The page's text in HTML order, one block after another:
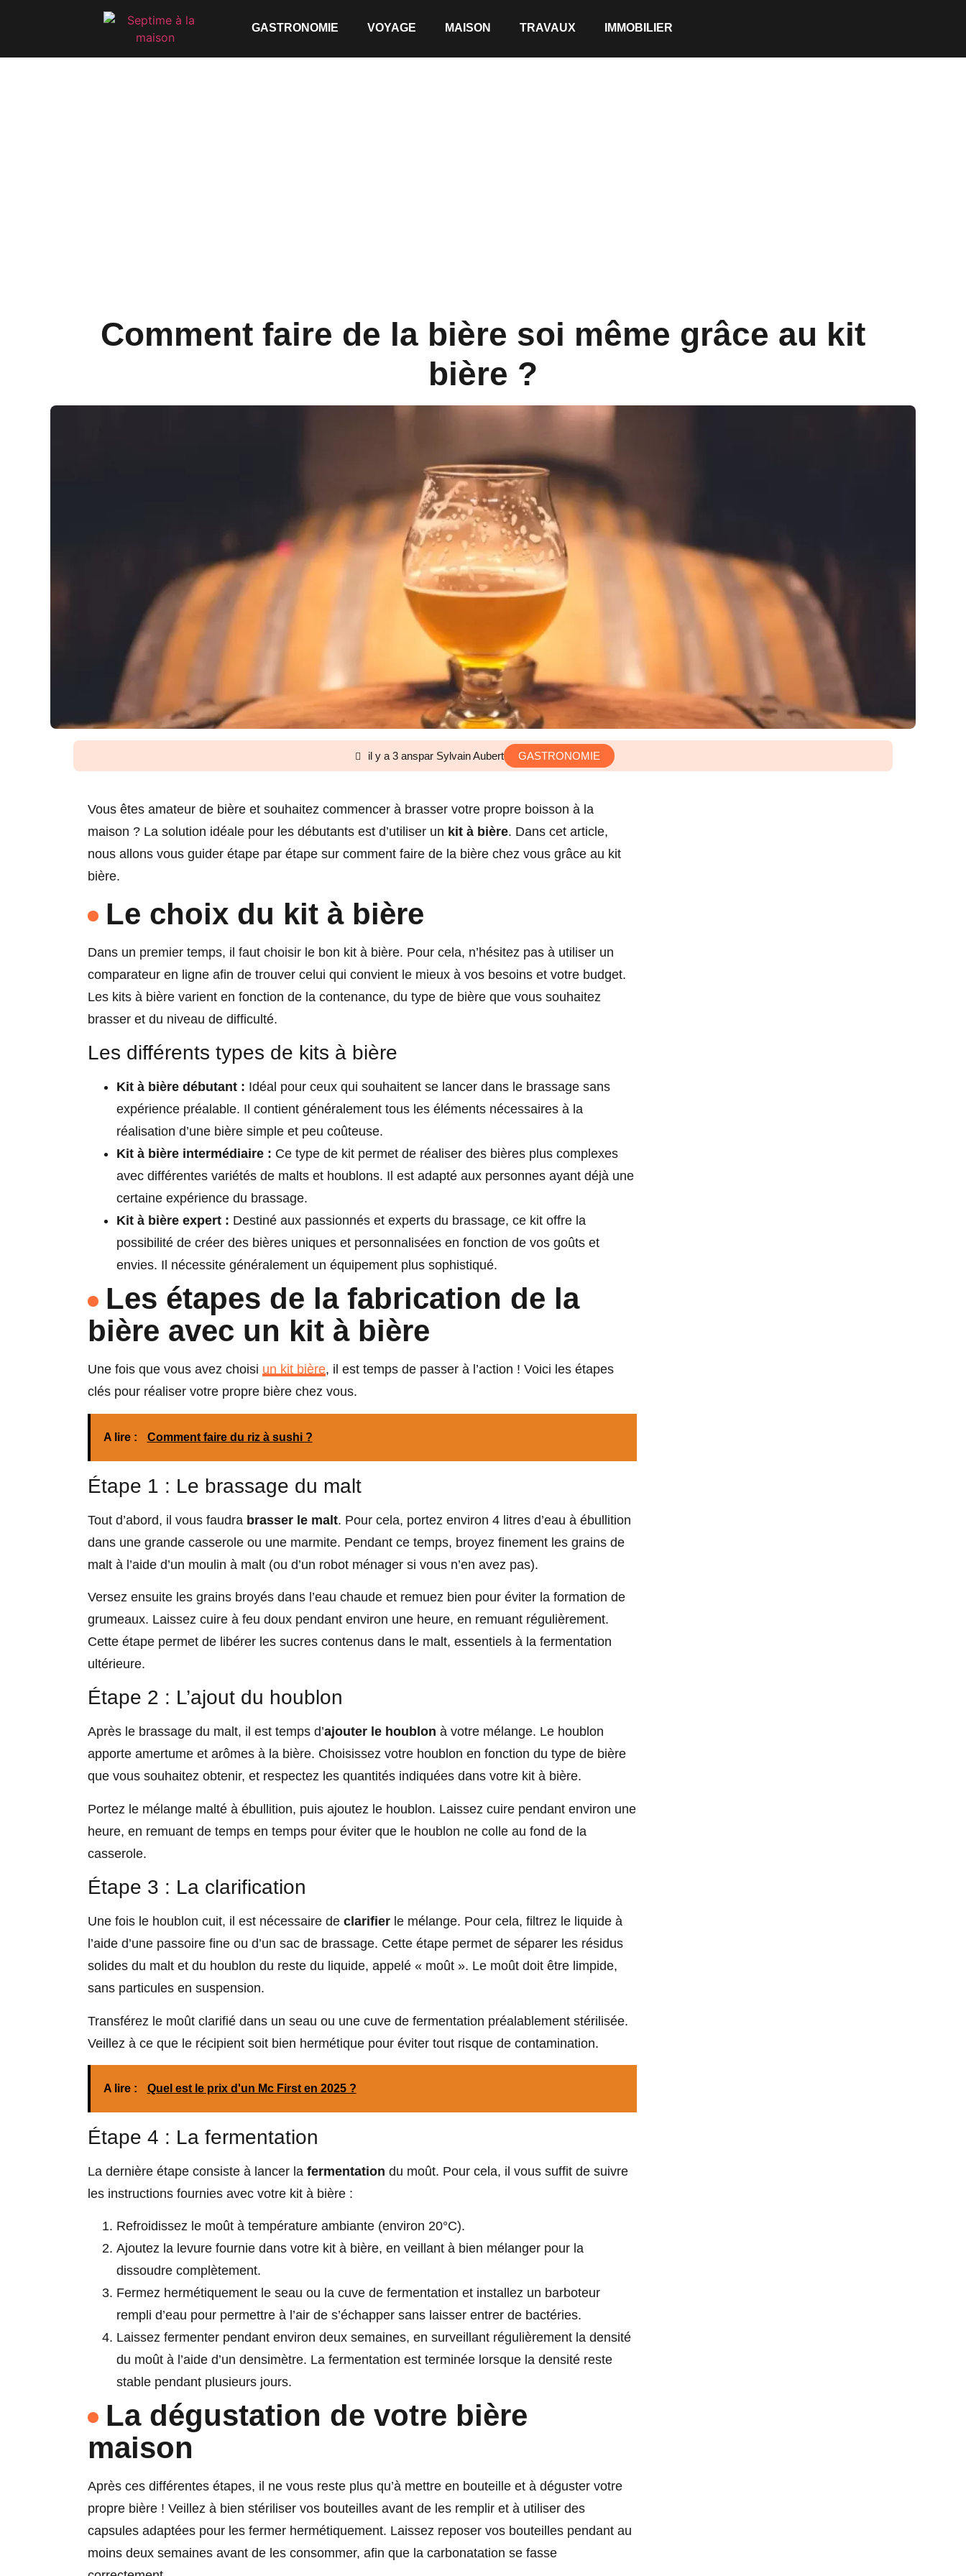
GASTRONOMIE VOYAGE MAISON TRAVAUX IMMOBILIER
Comment faire de la bière soi même grâce au kit
bière ?
il y a 3 anspar Sylvain Aubert GASTRONOMIE
Vous êtes amateur de bière et souhaitez commencer à brasser votre propre boisson à la
maison ? La solution idéale pour les débutants est d’utiliser un kit à bière. Dans cet article,
nous allons vous guider étape par étape sur comment faire de la bière chez vous grâce au kit
bière.
Le choix du kit à bière
Dans un premier temps, il faut choisir le bon kit à bière. Pour cela, n’hésitez pas à utiliser un
comparateur en ligne afin de trouver celui qui convient le mieux à vos besoins et votre budget.
Les kits à bière varient en fonction de la contenance, du type de bière que vous souhaitez
brasser et du niveau de difficulté.
Les différents types de kits à bière
Kit à bière débutant : Idéal pour ceux qui souhaitent se lancer dans le brassage sans
expérience préalable. Il contient généralement tous les éléments nécessaires à la
réalisation d’une bière simple et peu coûteuse.
Kit à bière intermédiaire : Ce type de kit permet de réaliser des bières plus complexes
avec différentes variétés de malts et houblons. Il est adapté aux personnes ayant déjà une
certaine expérience du brassage.
Kit à bière expert : Destiné aux passionnés et experts du brassage, ce kit offre la
possibilité de créer des bières uniques et personnalisées en fonction de vos goûts et
envies. Il nécessite généralement un équipement plus sophistiqué.
Les étapes de la fabrication de la
bière avec un kit à bière
Une fois que vous avez choisi un kit bière, il est temps de passer à l’action ! Voici les étapes
clés pour réaliser votre propre bière chez vous.
A lire : Comment faire du riz à sushi ?
Étape 1 : Le brassage du malt
Tout d’abord, il vous faudra brasser le malt. Pour cela, portez environ 4 litres d’eau à ébullition
dans une grande casserole ou une marmite. Pendant ce temps, broyez finement les grains de
malt à l’aide d’un moulin à malt (ou d’un robot ménager si vous n’en avez pas).
Versez ensuite les grains broyés dans l’eau chaude et remuez bien pour éviter la formation de
grumeaux. Laissez cuire à feu doux pendant environ une heure, en remuant régulièrement.
Cette étape permet de libérer les sucres contenus dans le malt, essentiels à la fermentation
ultérieure.
Étape 2 : L’ajout du houblon
Après le brassage du malt, il est temps d’ajouter le houblon à votre mélange. Le houblon
apporte amertume et arômes à la bière. Choisissez votre houblon en fonction du type de bière
que vous souhaitez obtenir, et respectez les quantités indiquées dans votre kit à bière.
Portez le mélange malté à ébullition, puis ajoutez le houblon. Laissez cuire pendant environ une
heure, en remuant de temps en temps pour éviter que le houblon ne colle au fond de la
casserole.
Étape 3 : La clarification
Une fois le houblon cuit, il est nécessaire de clarifier le mélange. Pour cela, filtrez le liquide à
l’aide d’une passoire fine ou d’un sac de brassage. Cette étape permet de séparer les résidus
solides du malt et du houblon du reste du liquide, appelé « moût ». Le moût doit être limpide,
sans particules en suspension.
Transférez le moût clarifié dans un seau ou une cuve de fermentation préalablement stérilisée.
Veillez à ce que le récipient soit bien hermétique pour éviter tout risque de contamination.
A lire : Quel est le prix d'un Mc First en 2025 ?
Étape 4 : La fermentation
La dernière étape consiste à lancer la fermentation du moût. Pour cela, il vous suffit de suivre
les instructions fournies avec votre kit à bière :
Refroidissez le moût à température ambiante (environ 20°C).
Ajoutez la levure fournie dans votre kit à bière, en veillant à bien mélanger pour la
dissoudre complètement.
Fermez hermétiquement le seau ou la cuve de fermentation et installez un barboteur
rempli d’eau pour permettre à l’air de s’échapper sans laisser entrer de bactéries.
Laissez fermenter pendant environ deux semaines, en surveillant régulièrement la densité
du moût à l’aide d’un densimètre. La fermentation est terminée lorsque la densité reste
stable pendant plusieurs jours.
La dégustation de votre bière
maison
Après ces différentes étapes, il ne vous reste plus qu’à mettre en bouteille et à déguster votre
propre bière ! Veillez à bien stériliser vos bouteilles avant de les remplir et à utiliser des
capsules adaptées pour les fermer hermétiquement. Laissez reposer vos bouteilles pendant au
moins deux semaines avant de les consommer, afin que la carbonatation se fasse